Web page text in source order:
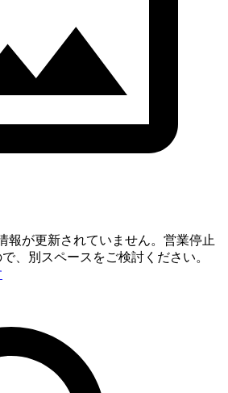
報が更新されていません。営業停止
、別スペースをご検討ください。